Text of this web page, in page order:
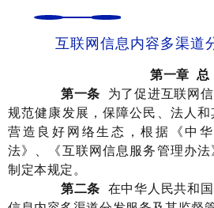
互联网信息内容多渠道
第一章 总
第一条 为了促进互联网
规范健康发展 ，保障公民、法人和
营造良好网络生态，根据《中
法》 、 《互联网信息服务管理办法
制定本规定。
第二条 在中华人民共和